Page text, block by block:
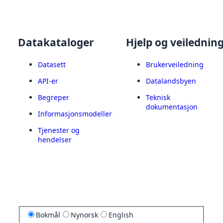
Datakataloger
Datasett
API-er
Begreper
Informasjonsmodeller
Tjenester og
hendelser
Hjelp og
Brukerveiledning
Datalandsbyen
Teknisk
dokumentasjon
Bokmål Nynorsk English